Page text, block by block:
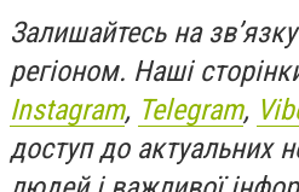
Залишайтесь на
регіоном. Наші
Instagram, Telegram,
доступ до актуальних